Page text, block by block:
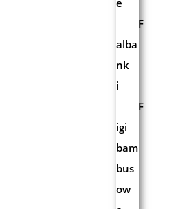
F
alba
nk
i
F
igi
bam
bus
ow